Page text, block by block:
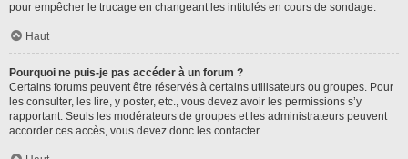
pour empêcher le trucage en changeant les intitulés en cours de sondage.
Haut
Pourquoi ne puis-je pas accéder à un forum ?
Certains forums peuvent être réservés à certains utilisateurs ou groupes. Pour
les consulter, les lire, y poster, etc., vous devez avoir les permissions s’y
rapportant. Seuls les modérateurs de groupes et les administrateurs peuvent
accorder ces accès, vous devez donc les contacter.